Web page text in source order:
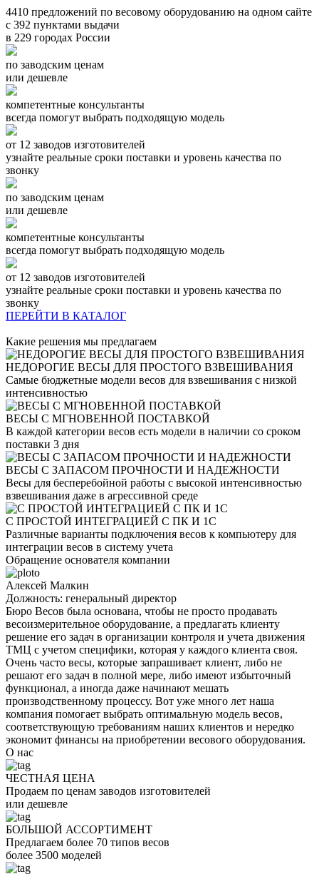
4410 предложений по весовому оборудованию на одном сайте
с 392 пунктами выдачи
в 229 городах России
по заводским ценам
или дешевле
компетентные консультанты
всегда помогут выбрать подходящую модель
от 12 заводов изготовителей
узнайте реальные сроки поставки и уровень качества по
звонку
по заводским ценам
или дешевле
компетентные консультанты
всегда помогут выбрать подходящую модель
от 12 заводов изготовителей
узнайте реальные сроки поставки и уровень качества по
звонку
ПЕРЕЙТИ В КАТАЛОГ
Какие решения мы предлагаем
НЕДОРОГИЕ ВЕСЫ ДЛЯ ПРОСТОГО ВЗВЕШИВАНИЯ
Самые бюджетные модели весов для взвешивания с низкой
интенсивностью
ВЕСЫ С МГНОВЕННОЙ ПОСТАВКОЙ
В каждой категории весов есть модели в наличии со сроком
поставки 3 дня
ВЕСЫ С ЗАПАСОМ ПРОЧНОСТИ И НАДЕЖНОСТИ
Весы для бесперебойной работы с высокой интенсивностью
взвешивания даже в агрессивной среде
С ПРОСТОЙ ИНТЕГРАЦИЕЙ С ПК И 1С
Различные варианты подключения весов к компьютеру для
интеграции весов в систему учета
Обращение основателя компании
Алексей Малкин
Должность: генеральный директор
Бюро Весов была основана, чтобы не просто продавать
весоизмерительное оборудование, а предлагать клиенту
решение его задач в организации контроля и учета движения
ТМЦ с учетом специфики, которая у каждого клиента своя.
Очень часто весы, которые запрашивает клиент, либо не
решают его задач в полной мере, либо имеют избыточный
функционал, а иногда даже начинают мешать
производственному процессу. Вот уже много лет наша
компания помогает выбрать оптимальную модель весов,
соответствующую требованиям наших клиентов и нередко
экономит финансы на приобретении весового оборудования.
О нас
ЧЕСТНАЯ ЦЕНА
Продаем по ценам заводов изготовителей
или дешевле
БОЛЬШОЙ АССОРТИМЕНТ
Предлагаем более 70 типов весов
более 3500 моделей